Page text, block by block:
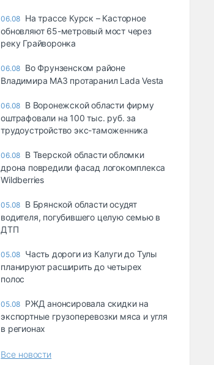
06.08 На трассе Курск – Касторное
обновляют 65-метровый мост через
реку Грайворонка
06.08 Во Фрунзенском районе
Владимира МАЗ протаранил Lada Vesta
06.08 В Воронежской области фирму
оштрафовали на 100 тыс. руб. за
трудоустройство экс-таможенника
06.08 В Тверской области обломки
дрона повредили фасад логокомплекса
Wildberries
05.08 В Брянской области осудят
водителя, погубившего целую семью в
ДТП
05.08 Часть дороги из Калуги до Тулы
планируют расширить до четырех
полос
05.08 РЖД анонсировала скидки на
экспортные грузоперевозки мяса и угля
в регионах
Все новости